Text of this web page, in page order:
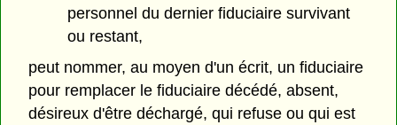
personnel du dernier fiduciaire survivant
ou restant,
peut nommer, au moyen d'un écrit, un fiduciaire
pour remplacer le fiduciaire décédé, absent,
désireux d'être déchargé, qui refuse ou qui est